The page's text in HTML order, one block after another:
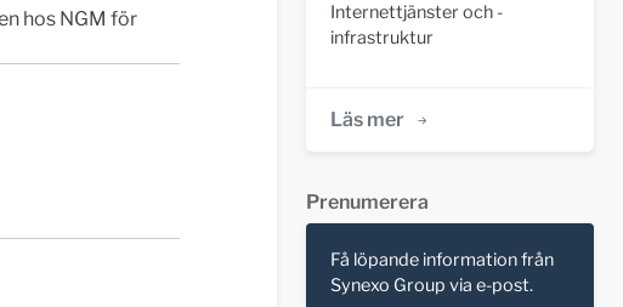
hos NGM för
Internettjänster och -
infrastruktur
Läs mer
Prenumerera
Få löpande information från
Synexo Group via e-post.